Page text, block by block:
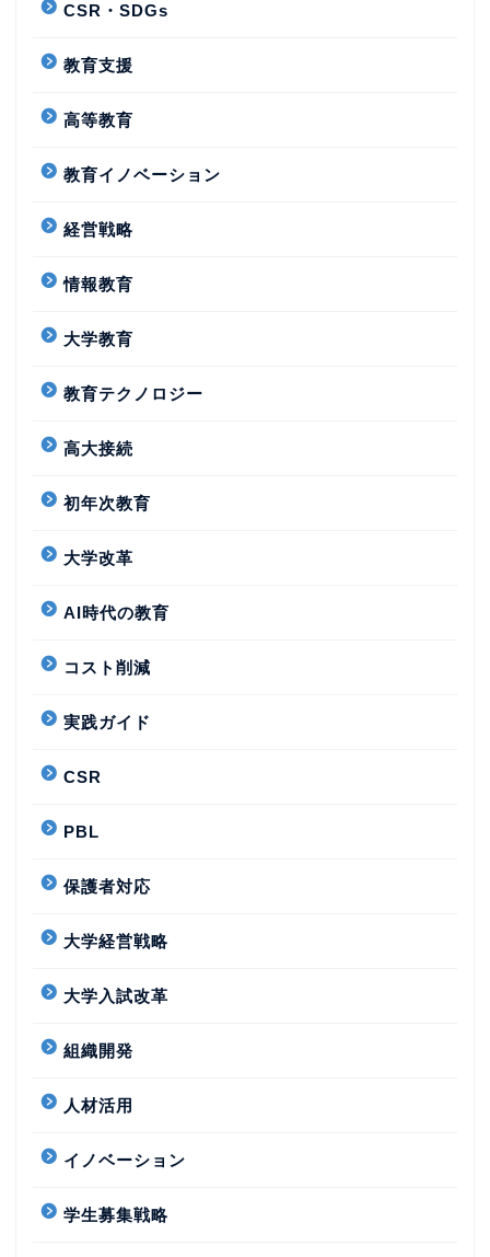
CSR・SDGs
教育支援
高等教育
教育イノベーション
経営戦略
情報教育
大学教育
教育テクノロジー
高大接続
初年次教育
大学改革
AI時代の教育
コスト削減
実践ガイド
CSR
PBL
保護者対応
大学経営戦略
大学入試改革
組織開発
人材活用
イノベーション
学生募集戦略